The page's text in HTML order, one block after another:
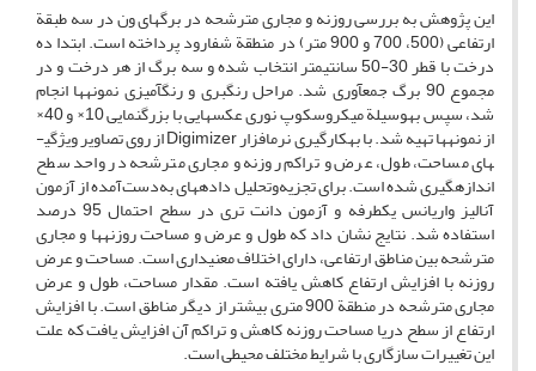
این پژوهش به بررسی روزنه و مجاری مترشحه در برگ­های ون در سه طبقة
ارتفاعی (500، 700 و 900 متر) در منطقة شفارود پرداخته است. ابتدا ده
درخت با قطر 30-50 سانتی­متر انتخاب شده و سه برگ از هر درخت و در
مجموع 90 برگ جمع­آوری شد. مراحل رنگ­بری و رنگ­آمیزی نمونه­ها انجام
شد، سپس به­وسیلة میکروسکوپ نوری عکس­هایی با بزرگ­نمایی 10× و 40×
از نمونه­ها تهیه شد. با به­کارگیری نرم­افزار Digimizer از روی تصاویر ویژگی­
های مساحت، طول، عرض و تراکم روزنه و مجاری مترشحه در واحد سطح
اندازه­گیری شده است. برای تجزیه‌وتحلیل داده­های به‌دست‌آمده از آزمون
آنالیز واریانس یک­طرفه و آزمون دانت تری در سطح احتمال 95 درصد
استفاده شد. نتایج نشان داد که طول و عرض و مساحت روزنه­ها و مجاری
مترشحه بین مناطق ارتفاعی، دارای اختلاف معنی­داری است. مساحت و عرض
روزنه با افزایش ارتفاع کاهش یافته است. مقدار مساحت، طول و عرض
مجاری مترشحه در منطقة 900 متری بیشتر از دیگر مناطق است. با افزایش
ارتفاع از سطح دریا مساحت روزنه­ کاهش و تراکم آن افزایش یافت که علت
این تغییرات سازگاری با شرایط مختلف محیطی است.